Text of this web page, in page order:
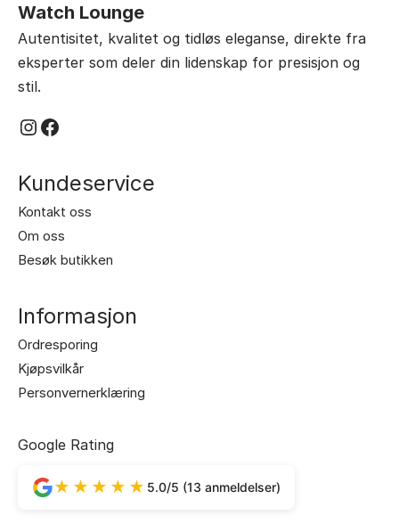
Watch Lounge
Autentisitet, kvalitet og tidløs eleganse, direkte fra
eksperter som deler din lidenskap for presisjon og
stil.
Instagram
Facebook
Kundeservice
Kontakt oss
Om oss
Besøk butikken
Informasjon
Ordresporing
Kjøpsvilkår
Personvernerklæring
Google Rating
★★★★★ 5.0/5 (13 anmeldelser)